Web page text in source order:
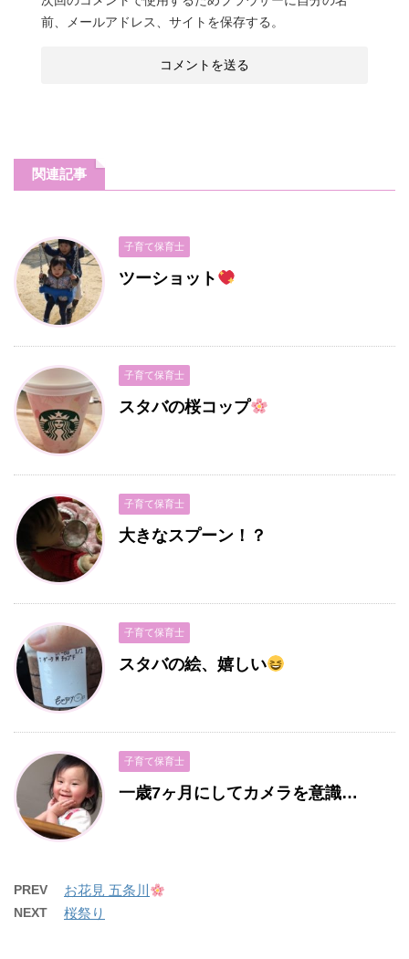
前、メールアドレス、サイトを保存する。
関連記事
子育て保育士
ツーショット
子育て保育士
スタバの桜コップ
子育て保育士
大きなスプーン！？
子育て保育士
スタバの絵、嬉しい
子育て保育士
一歳7ヶ月にしてカメラを意識…
PREV お花見 五条川
NEXT 桜祭り